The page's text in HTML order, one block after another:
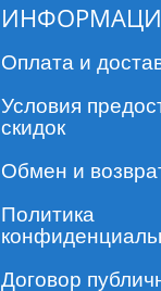
Оплата и
Условия
скидок
Обмен и
Политика
Договор